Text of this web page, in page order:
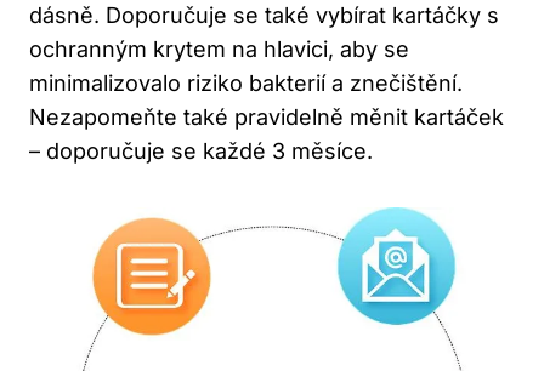
dásně. Doporučuje se také vybírat kartáčky s
ochranným krytem na hlavici, aby se
minimalizovalo riziko bakterií a znečištění.
Nezapomeňte také pravidelně měnit kartáček
– doporučuje se každé 3 měsíce.